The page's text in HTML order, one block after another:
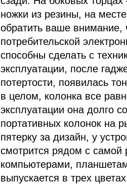
ножки из резины, на
обратить ваше внимание,
потребительской
способны сделать с
эксплуатации, после
потертости, появилась
в целом, колонка все
эксплуатации она долго
портативных колонок на
пятерку за дизайн, у
смотрится рядом с самой
компьютерами,
выпускается в трех